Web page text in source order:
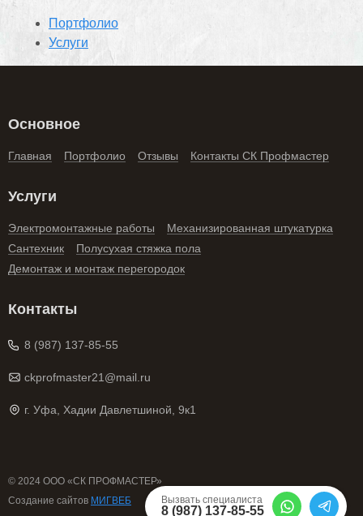
Портфолио
Услуги
Основное
Главная Портфолио Отзывы Контакты СК Профмастер
Услуги
Электромонтажные работы
Механизированная штукатурка
Сантехник
Полусухая стяжка пола
Демонтаж и монтаж перегородок
Контакты
8 (987) 137-85-55
ckprofmaster21@mail.ru
г. Уфа, Хадии Давлетшиной, 9к1
© 2024 ООО «СК ПРОФМАСТЕР»
Cоздание сайтов МИГВЕБ Вызвать специалиста
8 (987) 137-85-55